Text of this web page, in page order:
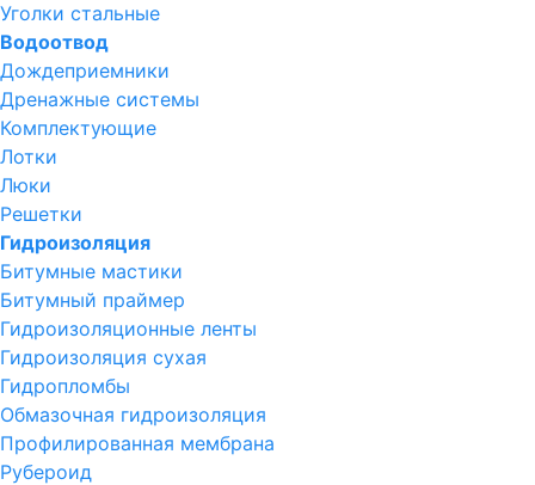
Уголки стальные
Водоотвод
Дождеприемники
Дренажные системы
Комплектующие
Лотки
Люки
Решетки
Гидроизоляция
Битумные мастики
Битумный праймер
Гидроизоляционные ленты
Гидроизоляция сухая
Гидропломбы
Обмазочная гидроизоляция
Профилированная мембрана
Рубероид